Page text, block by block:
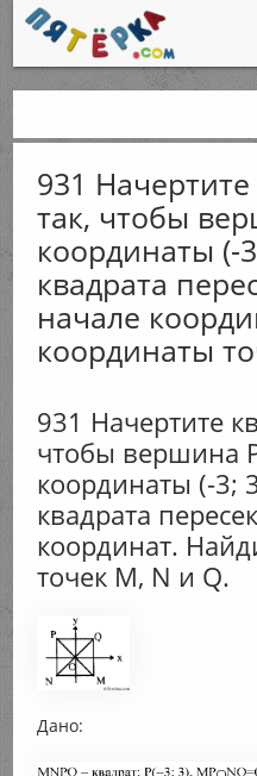
931
так, чтобы
координаты (-
квадрата
начале
координаты
931 Начертите
чтобы вершина
координаты (-3;
квадрата
координат.
точек М, N и Q.
Дано: